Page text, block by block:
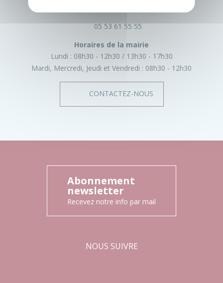
05 53 61 55 55
Horaires de la mairie
Lundi : 08h30 - 12h30
13h30 - 17h30
Mardi, Mercredi, Jeudi et Vendredi : 08h30 - 12h30
CONTACTEZ-NOUS
Abonnement
newsletter
Recevez notre info par mail
NOUS SUIVRE